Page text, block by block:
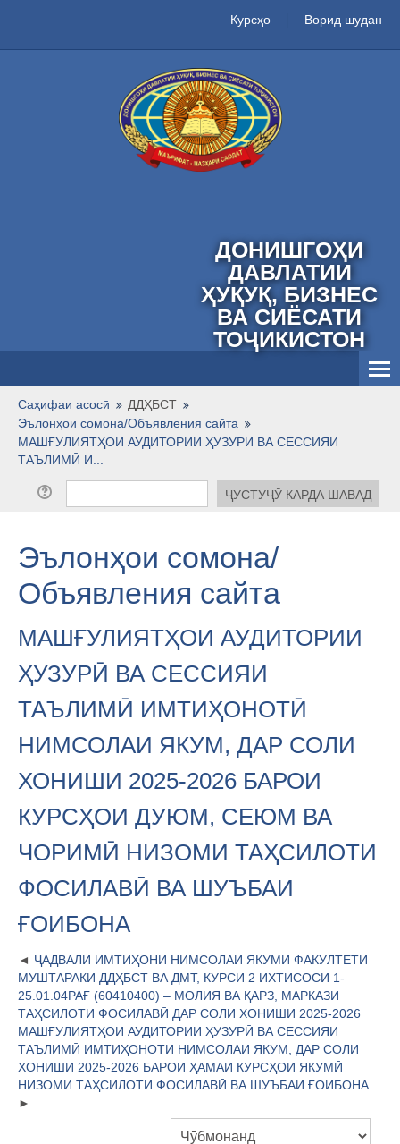
Курсҳо Ворид шудан
ДОНИШГОҲИ
ДАВЛАТИИ
ҲУҚУҚ, БИЗНЕС
ВА СИЁСАТИ
ТОҶИКИСТОН
Тоҷикӣ ‎(tj)‎
Саҳифаи асосӣ
ДДҲБСТ
Эълонҳои сомона/Объявления сайта
МАШҒУЛИЯТҲОИ АУДИТОРИИ ҲУЗУРӢ ВА СЕССИЯИ
ТАЪЛИМӢ И...
Эълонҳои сомона/
Объявления сайта
МАШҒУЛИЯТҲОИ АУДИТОРИИ
ҲУЗУРӢ ВА СЕССИЯИ
ТАЪЛИМӢ ИМТИҲОНОТӢ
НИМСОЛАИ ЯКУМ, ДАР СОЛИ
ХОНИШИ 2025-2026 БАРОИ
КУРСҲОИ ДУЮМ, СЕЮМ ВА
ЧОРИМӢ НИЗОМИ ТАҲСИЛОТИ
ФОСИЛАВӢ ВА ШУЪБАИ
ҒОИБОНА
ҶАДВАЛИ ИМТИҲОНИ НИМСОЛАИ ЯКУМИ ФАКУЛТЕТИ
МУШТАРАКИ ДДҲБСТ ВА ДМТ, КУРСИ 2 ИХТИСОСИ 1-
25.01.04РАҒ (60410400) – МОЛИЯ ВА ҚАРЗ, МАРКАЗИ
ТАҲСИЛОТИ ФОСИЛАВӢ ДАР СОЛИ ХОНИШИ 2025-2026
МАШҒУЛИЯТҲОИ АУДИТОРИИ ҲУЗУРӢ ВА СЕССИЯИ
ТАЪЛИМӢ ИМТИҲОНОТИ НИМСОЛАИ ЯКУМ, ДАР СОЛИ
ХОНИШИ 2025-2026 БАРОИ ҲАМАИ КУРСҲОИ ЯКУМӢ
НИЗОМИ ТАҲСИЛОТИ ФОСИЛАВӢ ВА ШУЪБАИ ҒОИБОНА